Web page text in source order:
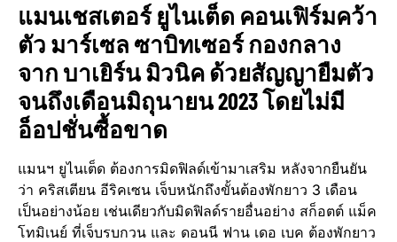
แมนเชสเตอร์ ยูไนเต็ด คอนเฟิร์มคว้า
ตัว มาร์เซล ซาบิทเซอร์ กองกลาง
จาก บาเยิร์น มิวนิค ด้วยสัญญายืมตัว
จนถึงเดือนมิถุนายน 2023 โดยไม่มี
อ็อปชั่นซื้อขาด
แมนฯ ยูไนเต็ด ต้องการมิดฟิลด์เข้ามาเสริม หลังจากยืนยัน
ว่า คริสเตียน อีริคเซน เจ็บหนักถึงขั้นต้องพักยาว 3 เดือน
เป็นอย่างน้อย เช่นเดียวกับมิดฟิลด์รายอื่นอย่าง สก็อตต์ แม็ค
โทมิเนย์ ที่เจ็บรบกวน และ ดอนนี ฟาน เดอ เบค ต้องพักยาว